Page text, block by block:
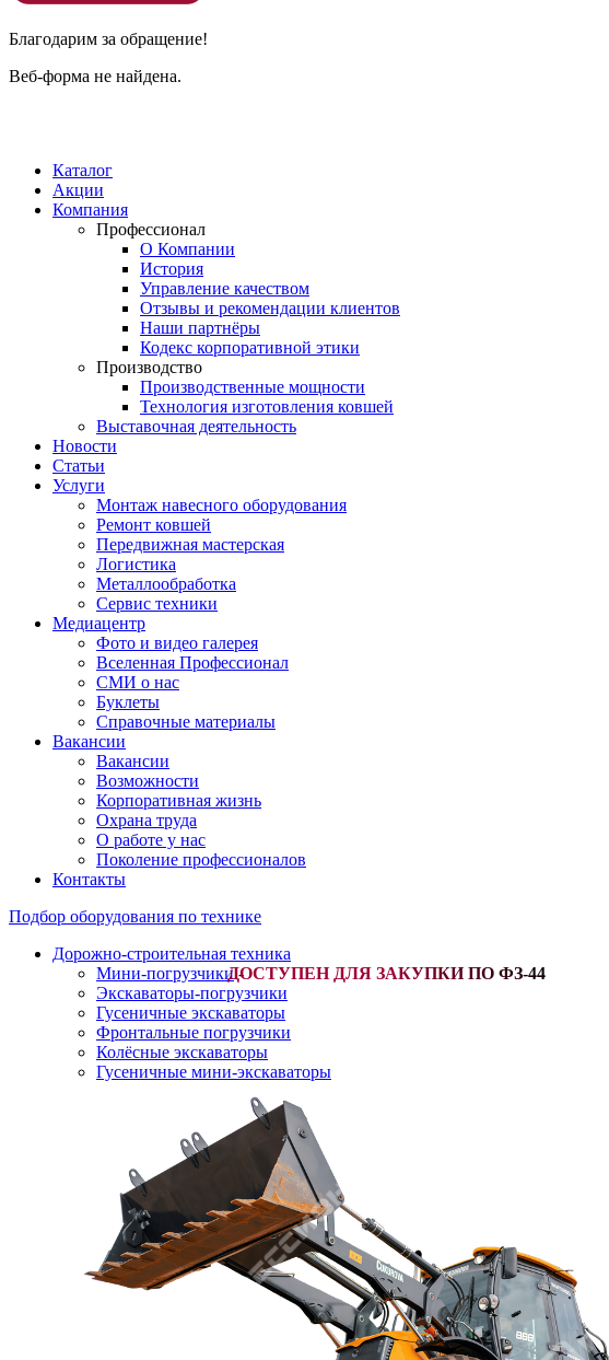
Благодарим за обращение!
Веб-форма не найдена.
Каталог
Акции
Компания
Профессионал
О Компании
История
Управление качеством
Отзывы и рекомендации клиентов
Наши партнёры
Кодекс корпоративной этики
Производство
Производственные мощности
Технология изготовления ковшей
Выставочная деятельность
Новости
Статьи
Услуги
Монтаж навесного оборудования
Ремонт ковшей
Передвижная мастерская
Логистика
Металлообработка
Сервис техники
Медиацентр
Фото и видео галерея
Вселенная Профессионал
СМИ о нас
Буклеты
Справочные материалы
Вакансии
Вакансии
Возможности
Корпоративная жизнь
Охрана труда
О работе у нас
Поколение профессионалов
Контакты
Подбор оборудования по технике
Дорожно-строительная техника
Мини-погрузчики-
Экскаваторы-погрузчики
Гусеничные экскаваторы
Фронтальные погрузчики
Колёсные экскаваторы
Гусеничные мини-экскаваторы